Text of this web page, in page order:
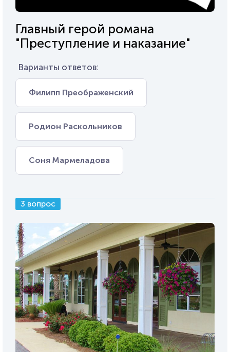
Главный герой романа
"Преступление и наказание"
Варианты ответов:
Филипп Преображенский
Родион Раскольников
Соня Мармеладова
3 вопрос